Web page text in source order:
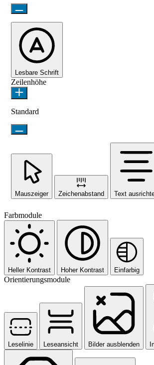
Lesbare Schrift
Zeilenhöhe
Standard
Mauszeiger Zeichenabstand Text
Farbmodule
Heller Kontrast Hoher Kontrast Einfarbig
Orientierungsmodule
Leselinie Leseansicht Bilder ausblenden